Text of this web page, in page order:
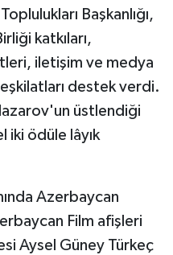
Başkanlığı,
katkıları,
iletişim ve medya
destek verdi.
üstlendiği
iki ödüle lâyık
Azerbaycan
Film afişleri
Aysel Güney Türkeç